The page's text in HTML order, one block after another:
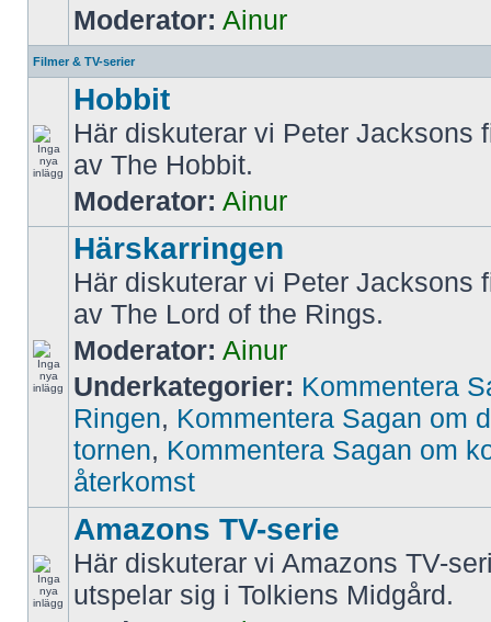
Moderator: Ainur
Filmer & TV-serier
Hobbit
Här diskuterar vi Peter Jacksons
av The Hobbit.
Moderator: Ainur
Härskarringen
Här diskuterar vi Peter Jacksons
av The Lord of the Rings.
Moderator: Ainur
Underkategorier: Kommentera
Ringen, Kommentera Sagan om
tornen, Kommentera Sagan om
återkomst
Amazons TV-serie
Här diskuterar vi Amazons TV-
utspelar sig i Tolkiens Midgård.